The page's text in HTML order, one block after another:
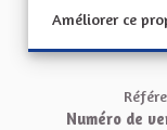
Améliorer ce
Numéro de